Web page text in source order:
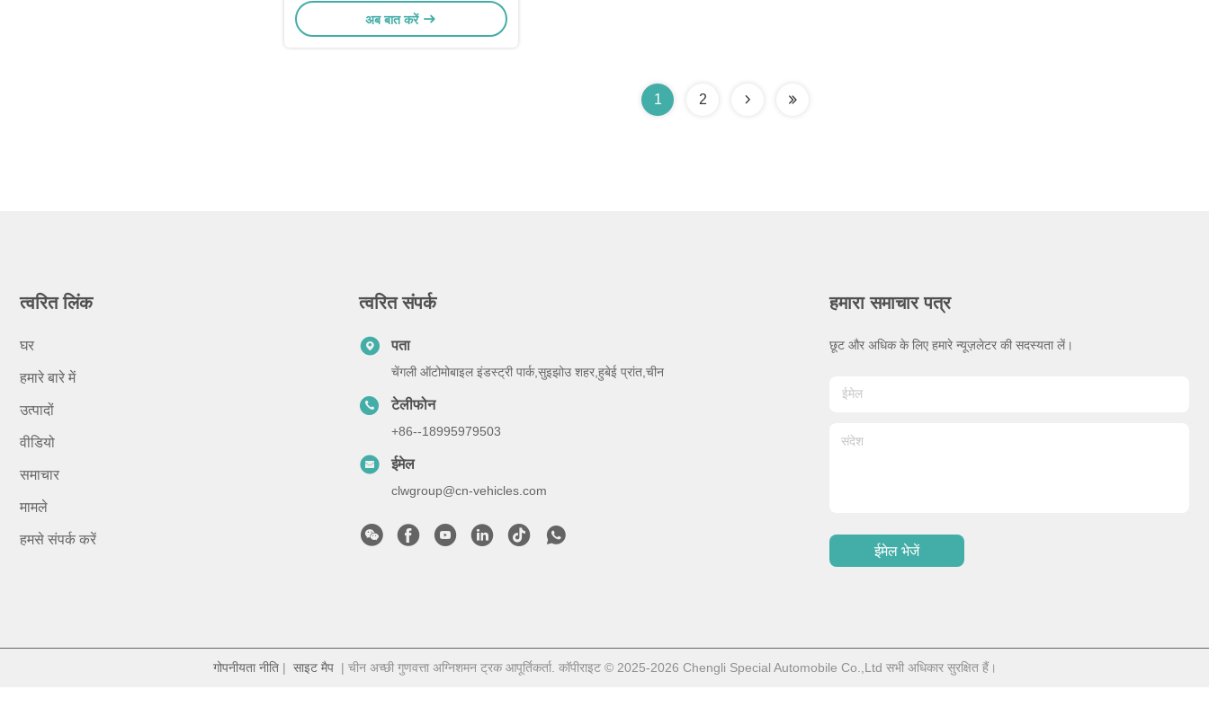
अब बात करें
1 2
त्वरित लिंक
घर
हमारे बारे में
उत्पादों
वीडियो
समाचार
मामले
हमसे संपर्क करें
त्वरित संपर्क
पता
चेंगली ऑटोमोबाइल इंडस्ट्री पार्क,सुइझोउ शहर,हुबेई प्रांत,चीन
टेलीफोन
+86--18995979503
ईमेल
clwgroup@cn-vehicles.com
हमारा समाचार पत्र
छूट और अधिक के लिए हमारे न्यूज़लेटर की सदस्यता लें।
ईमेल भेजें
गोपनीयता नीति| साइट मैप| चीन अच्छी गुणवत्ता अग्निशमन ट्रक आपूर्तिकर्ता. कॉपीराइट © 2025-2026 Chengli Special Automobile Co.,Ltd सभी अधिकार सुरक्षित हैं।